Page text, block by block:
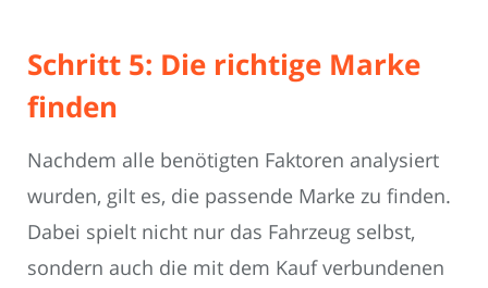
Schritt 5: Die richtige Marke
finden
Nachdem alle benötigten Faktoren analysiert
wurden, gilt es, die passende Marke zu finden.
Dabei spielt nicht nur das Fahrzeug selbst,
sondern auch die mit dem Kauf verbundenen